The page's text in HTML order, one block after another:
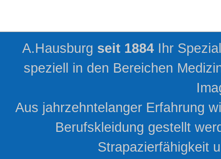
A.Hausburg seit 1884 Ihr
speziell in den Bereichen
Aus jahrzehntelanger Erfahrung
Berufskleidung gestellt
Strapazierfähigkeit